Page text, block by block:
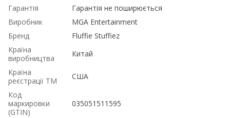
Гарантія
Гарантія не поширюється
Виробник
MGA Entertainment
Бренд
Fluffie Stuffiez
Країна
виробництва
Китай
Країна
реєстрації ТМ
США
Код
маркировки
(GTIN)
035051511595